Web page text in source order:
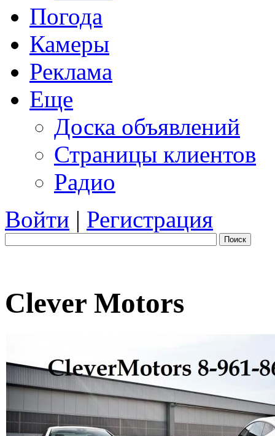
Погода
Камеры
Реклама
Еще
Доска объявлений
Страницы клиентов
Радио
Войти | Регистрация
Поиск
Clever Motors